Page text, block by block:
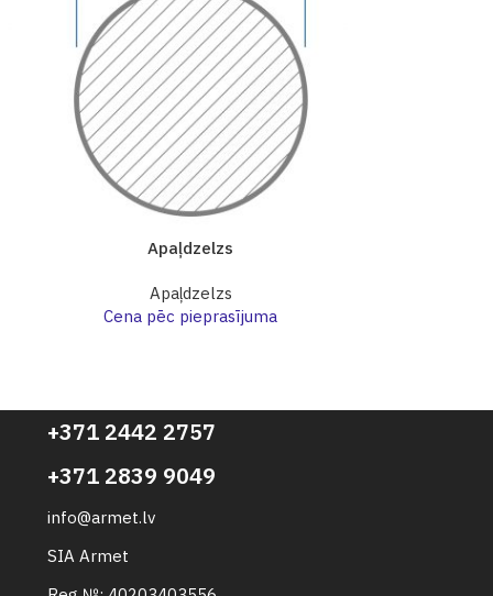
Apaļdzelzs
Apaļdzelzs
Cena pēc pieprasījuma
+371 2442 2757
+371 2839 9049
info@armet.lv
SIA Armet